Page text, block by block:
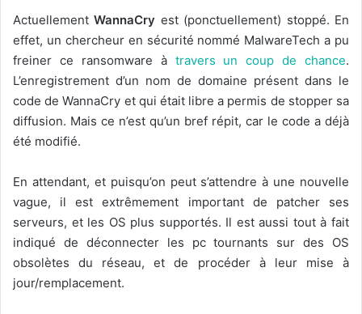
ActuellementWannaCry est (ponctuellement) stoppé. En
effet, un chercheur en sécurité nommé MalwareTech a pu
freiner ce ransomware à travers un coup de chance.
L’enregistrement d’un nom de domaine présent dans le
code de WannaCry et qui était libre a permis de stopper sa
diffusion. Mais ce n’est qu’un bref répit, car le code a déjà
été modifié.
En attendant, et puisqu’on peut s’attendre à une nouvelle
vague, il est extrêmement important de patcher ses
serveurs, et les OS plus supportés. Il est aussi tout à fait
indiqué de déconnecter les pc tournants sur des OS
obsolètes du réseau, et de procéder à leur mise à
jour/remplacement.